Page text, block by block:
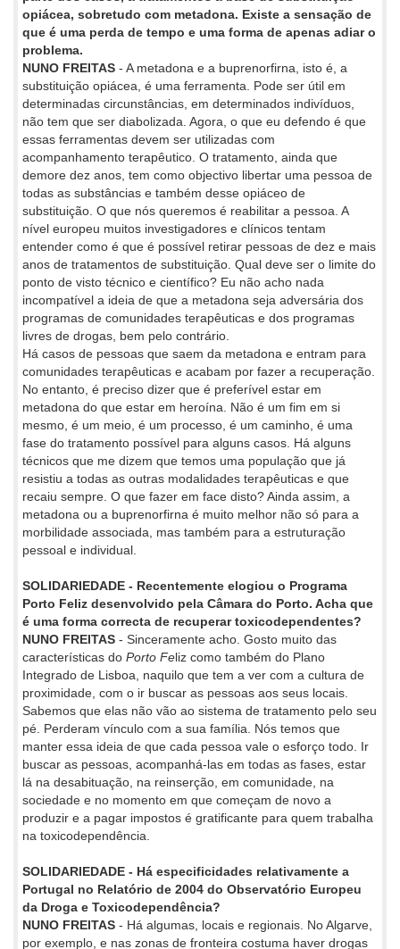
opiácea, sobretudo com metadona. Existe a sensação de
que é uma perda de tempo e uma forma de apenas adiar o
problema.
NUNO FREITAS - A metadona e a buprenorfirna, isto é, a
substituição opiácea, é uma ferramenta. Pode ser útil em
determinadas circunstâncias, em determinados indivíduos,
não tem que ser diabolizada. Agora, o que eu defendo é que
essas ferramentas devem ser utilizadas com
acompanhamento terapêutico. O tratamento, ainda que
demore dez anos, tem como objectivo libertar uma pessoa de
todas as substâncias e também desse opiáceo de
substituição. O que nós queremos é reabilitar a pessoa. A
nível europeu muitos investigadores e clínicos tentam
entender como é que é possível retirar pessoas de dez e mais
anos de tratamentos de substituição. Qual deve ser o limite do
ponto de visto técnico e científico? Eu não acho nada
incompatível a ideia de que a metadona seja adversária dos
programas de comunidades terapêuticas e dos programas
livres de drogas, bem pelo contrário.
Há casos de pessoas que saem da metadona e entram para
comunidades terapêuticas e acabam por fazer a recuperação.
No entanto, é preciso dizer que é preferível estar em
metadona do que estar em heroína. Não é um fim em si
mesmo, é um meio, é um processo, é um caminho, é uma
fase do tratamento possível para alguns casos. Há alguns
técnicos que me dizem que temos uma população que já
resistiu a todas as outras modalidades terapêuticas e que
recaiu sempre. O que fazer em face disto? Ainda assim, a
metadona ou a buprenorfirna é muito melhor não só para a
morbilidade associada, mas também para a estruturação
pessoal e individual.
SOLIDARIEDADE - Recentemente elogiou o Programa
Porto Feliz desenvolvido pela Câmara do Porto. Acha que
é uma forma correcta de recuperar toxicodependentes?
NUNO FREITAS - Sinceramente acho. Gosto muito das
características do Porto Feliz como também do Plano
Integrado de Lisboa, naquilo que tem a ver com a cultura de
proximidade, com o ir buscar as pessoas aos seus locais.
Sabemos que elas não vão ao sistema de tratamento pelo seu
pé. Perderam vínculo com a sua família. Nós temos que
manter essa ideia de que cada pessoa vale o esforço todo. Ir
buscar as pessoas, acompanhá-las em todas as fases, estar
lá na desabituação, na reinserção, em comunidade, na
sociedade e no momento em que começam de novo a
produzir e a pagar impostos é gratificante para quem trabalha
na toxicodependência.
SOLIDARIEDADE - Há especificidades relativamente a
Portugal no Relatório de 2004 do Observatório Europeu
da Droga e Toxicodependência?
NUNO FREITAS - Há algumas, locais e regionais. No Algarve,
por exemplo, e nas zonas de fronteira costuma haver drogas